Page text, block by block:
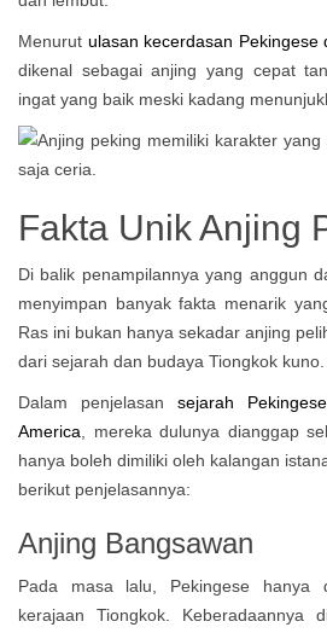
Menurut ulasan kecerdasan Pekingese
dikenal sebagai anjing yang cepat
ingat yang baik meski kadang
Fakta Unik Anjing
Di balik penampilannya yang anggun
menyimpan banyak fakta menarik
Ras ini bukan hanya sekadar anjing
dari sejarah dan budaya Tiongkok kuno.
Dalam penjelasan
sejarah
America , mereka dulunya dianggap
hanya boleh dimiliki oleh kalangan
berikut penjelasannya:
Anjing Bangsawan
Pada masa lalu, Pekingese hanya
kerajaan Tiongkok. Keberadaannya